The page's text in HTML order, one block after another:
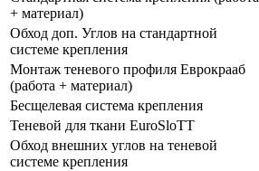
+ материал)
Обход доп. Углов на стандартной
системе крепления
Монтаж теневого профиля Еврокрааб
(работа + материал)
Бесщелевая система крепления
Теневой для ткани EuroSloTT
Обход внешних углов на теневой
системе крепления